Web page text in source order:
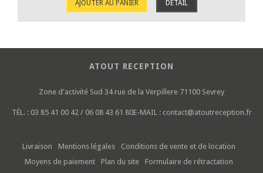
AJOUTER AU PANIER DÉTAIL
ATOUT RECEPTION
Zone d'activité Sud 34 rue de la Verpillere 71100 Sevrey
TÉL. : 03 85 41 00 42 / 06 08 43 61 80E-MAIL : contact@atoutreception.fr
Livraison Mentions légales
Conditions de vente et de location
Moyens de paiement
Plan du site Formulaire de rétractation